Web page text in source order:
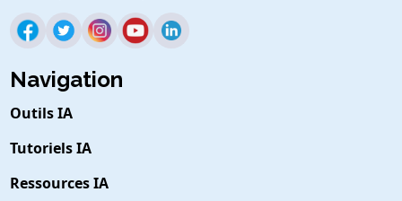
Navigation
Outils IA
Tutoriels IA
Ressources IA